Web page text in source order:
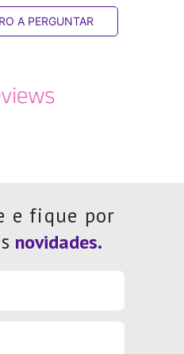
A PERGUNTAR
e fique por